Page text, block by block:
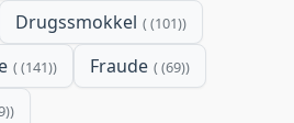
Drugssmokkel (101)
(141) Fraude (69)